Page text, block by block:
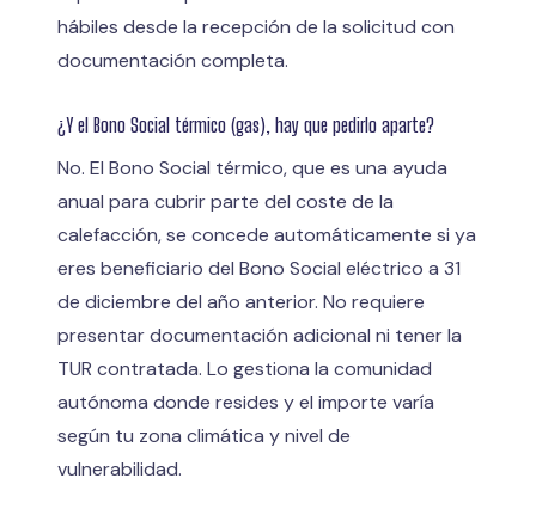
hábiles desde la recepción de la solicitud con
documentación completa.
¿Y el Bono Social térmico (gas), hay que pedirlo aparte?
No. El Bono Social térmico, que es una ayuda
anual para cubrir parte del coste de la
calefacción, se concede automáticamente si ya
eres beneficiario del Bono Social eléctrico a 31
de diciembre del año anterior. No requiere
presentar documentación adicional ni tener la
TUR contratada. Lo gestiona la comunidad
autónoma donde resides y el importe varía
según tu zona climática y nivel de
vulnerabilidad.